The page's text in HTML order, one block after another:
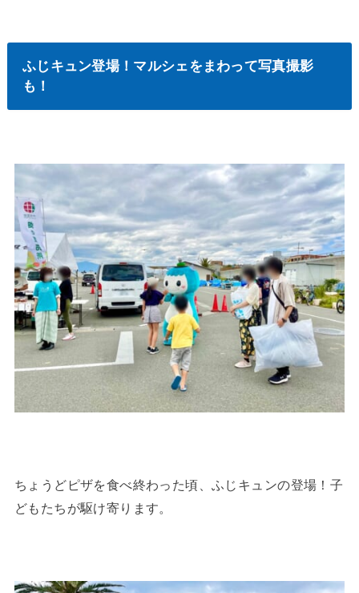
ふじキュン登場！マルシェをまわって写真撮影
も！
ちょうどピザを食べ終わった頃、ふじキュンの登場！子
どもたちが駆け寄ります。